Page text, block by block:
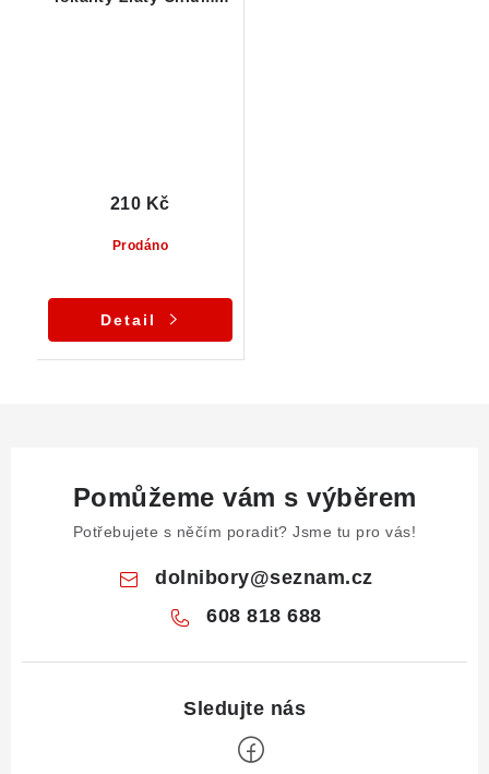
Prodáno
210 Kč
Detail
Pomůžeme vám s výběrem
Potřebujete s něčím poradit? Jsme tu pro vás!
dolnibory@seznam.cz
608 818 688